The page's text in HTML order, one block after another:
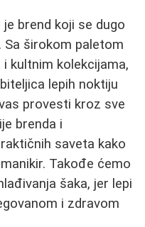
brend koji se dugo
širokom paletom
kultnim kolekcijama,
lepih noktiju
provesti kroz sve
brenda i
saveta kako
Takođe ćemo
šaka, jer lepi
i zdravom